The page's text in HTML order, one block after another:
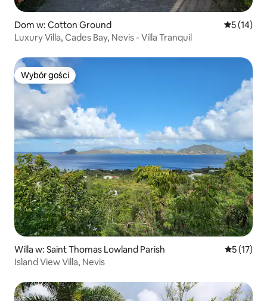
Dom w: Cotton Ground Średnia
5 (14)
Luxury Villa, Cades Bay, Nevis - Villa Tranquil
Wybór gości
Wybór gości
Willa w: Saint Thomas Lowland Parish Średnia
5 (17)
Island View Villa, Nevis